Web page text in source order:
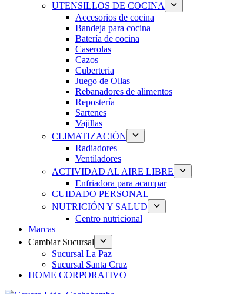
UTENSILLOS DE COCINA
Accesorios de cocina
Bandeja para cocina
Batería de cocina
Caserolas
Cazos
Cuberteria
Juego de Ollas
Rebanadores de alimentos
Repostería
Sartenes
Vajillas
CLIMATIZACIÓN
Radiadores
Ventiladores
ACTIVIDAD AL AIRE LIBRE
Enfriadora para acampar
CUIDADO PERSONAL
NUTRICIÓN Y SALUD
Centro nutricional
Marcas
Cambiar Sucursal
Sucursal La Paz
Sucursal Santa Cruz
HOME CORPORATIVO